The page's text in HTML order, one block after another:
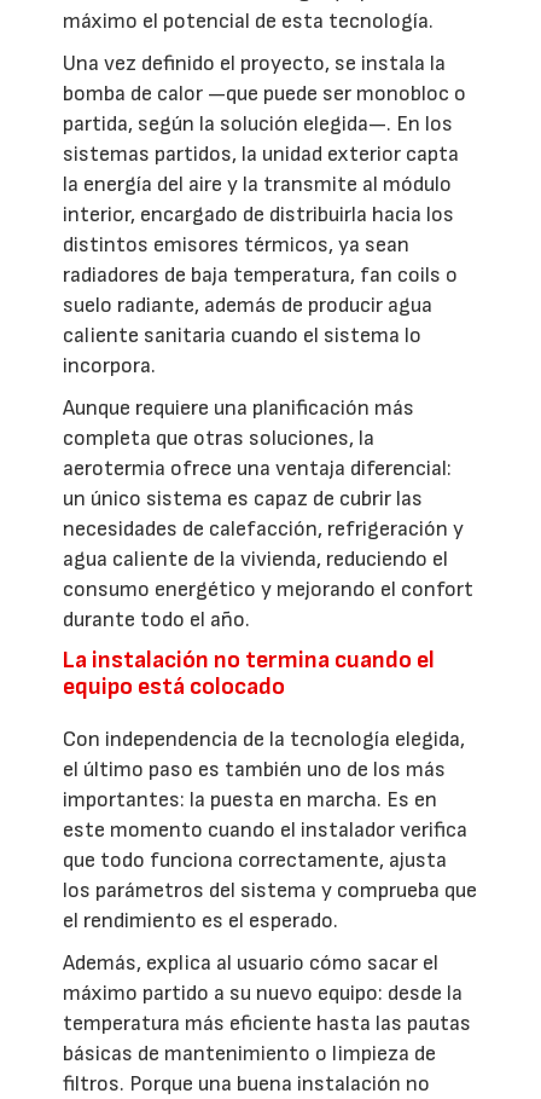
máximo el potencial de esta tecnología.
Una vez definido el proyecto, se instala la
bomba de calor —que puede ser monobloc o
partida, según la solución elegida—. En los
sistemas partidos, la unidad exterior capta
la energía del aire y la transmite al módulo
interior, encargado de distribuirla hacia los
distintos emisores térmicos, ya sean
radiadores de baja temperatura, fan coils o
suelo radiante, además de producir agua
caliente sanitaria cuando el sistema lo
incorpora.
Aunque requiere una planificación más
completa que otras soluciones, la
aerotermia ofrece una ventaja diferencial:
un único sistema es capaz de cubrir las
necesidades de calefacción, refrigeración y
agua caliente de la vivienda, reduciendo el
consumo energético y mejorando el confort
durante todo el año.
La instalación no termina cuando el
equipo está colocado
Con independencia de la tecnología elegida,
el último paso es también uno de los más
importantes: la puesta en marcha. Es en
este momento cuando el instalador verifica
que todo funciona correctamente, ajusta
los parámetros del sistema y comprueba que
el rendimiento es el esperado.
Además, explica al usuario cómo sacar el
máximo partido a su nuevo equipo: desde la
temperatura más eficiente hasta las pautas
básicas de mantenimiento o limpieza de
filtros. Porque una buena instalación no